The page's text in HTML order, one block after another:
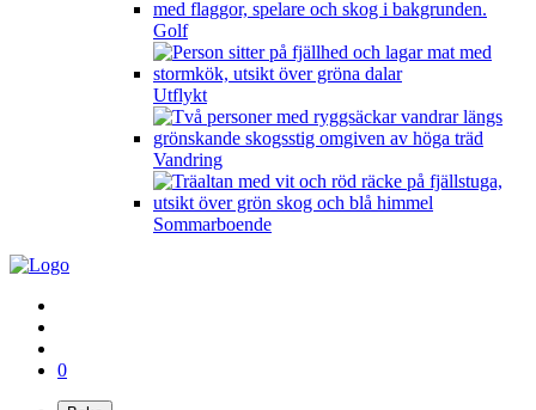
Golf
Utflykt
Vandring
Sommarboende
0